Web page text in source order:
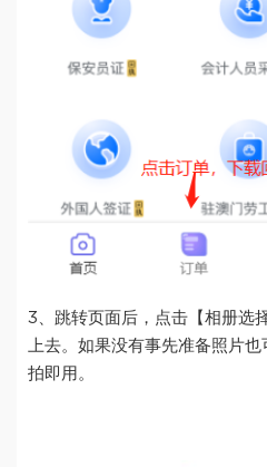
3、跳转页面后，点击【相册选
上去。如果没有事先准备照片
拍即用。